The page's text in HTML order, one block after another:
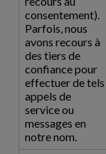
consentement).
Parfois, nous
avons recours à
des tiers de
confiance pour
effectuer de tels
appels de
service ou
messages en
notre nom.